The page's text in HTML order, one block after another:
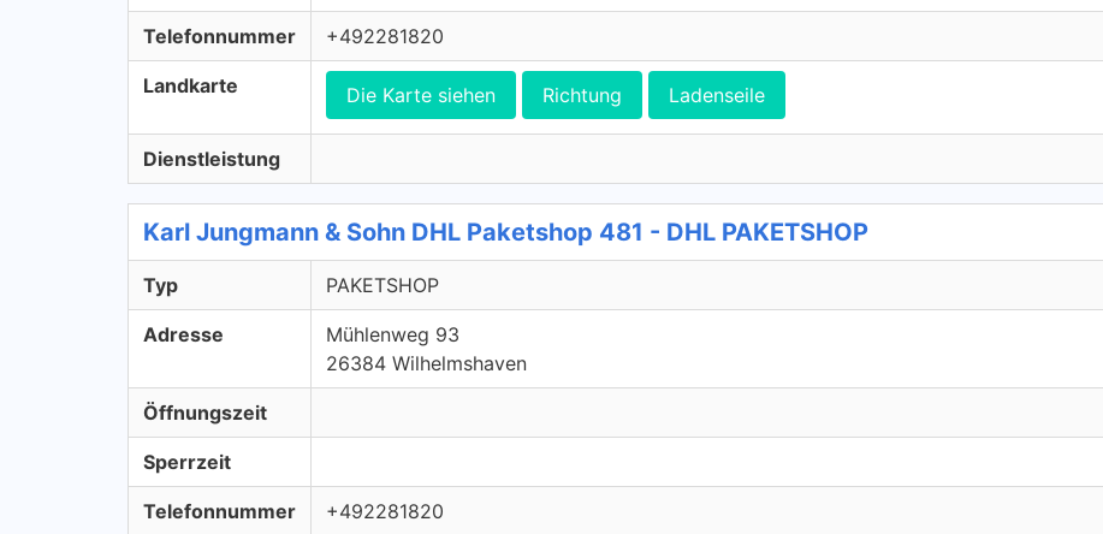
Telefonnummer +492281820
Landkarte Die Karte siehen Richtung Ladenseile
Dienstleistung
Karl Jungmann & Sohn DHL Paketshop 481 - DHL PAKETSHOP
Typ PAKETSHOP
Adresse
Mühlenweg 93
26384 Wilhelmshaven
Öffnungszeit
Sperrzeit
Telefonnummer +492281820